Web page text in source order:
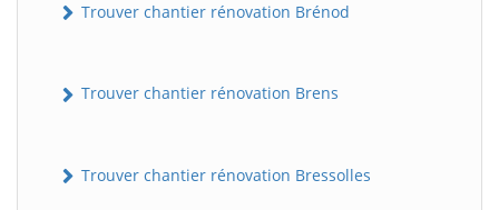
Trouver chantier rénovation Brénod
Trouver chantier rénovation Brens
Trouver chantier rénovation Bressolles